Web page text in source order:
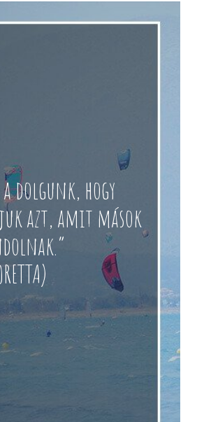
a dolgunk, hogy
azt, amit mások